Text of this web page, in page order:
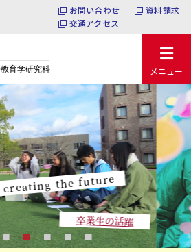
お問い合わせ
資料請求
交通アクセス
メニュー
君のCOLORで世界を彩れ！
5つのプログラム